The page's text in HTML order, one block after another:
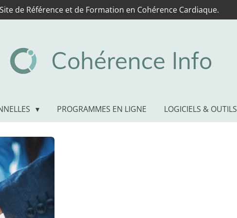
Site de Référence et de Formation en Cohérence Cardiaque.
Cohérence Info
PROGRAMMES EN LIGNE LOGICIELS & OUTILS